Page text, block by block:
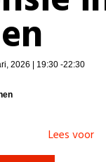
2026 | 19:30 -22:30
Lees voor